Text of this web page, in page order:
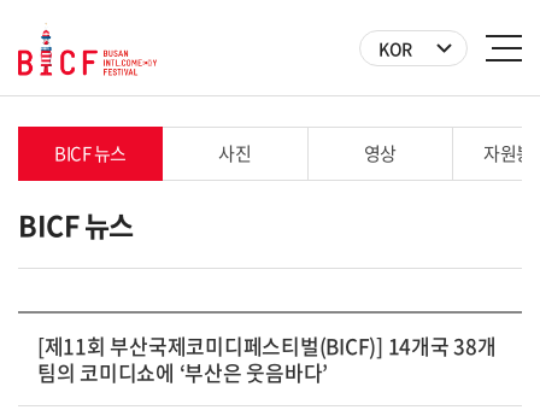
KOR
BICF 뉴스 사진 영상 자원봉
BICF 뉴스
[제11회 부산국제코미디페스티벌(BICF)] 14개국 38개
팀의 코미디쇼에 ‘부산은 웃음바다’